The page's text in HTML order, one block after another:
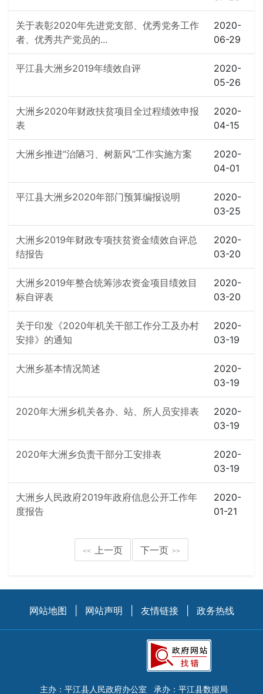
关于表彰2020年先进党支部、优秀党务工作
者、优秀共产党员的...
2020-
06-29
平江县大洲乡2019年绩效自评
2020-
05-26
大洲乡2020年财政扶贫项目全过程绩效申报
表
2020-
04-15
大洲乡推进“治陋习、树新风”工作实施方案
2020-
04-01
平江县大洲乡2020年部门预算编报说明
2020-
03-25
大洲乡2019年财政专项扶贫资金绩效自评总
结报告
2020-
03-20
大洲乡2019年整合统筹涉农资金项目绩效目
标自评表
2020-
03-20
关于印发《2020年机关干部工作分工及办村
安排》的通知
2020-
03-19
大洲乡基本情况简述
2020-
03-19
2020年大洲乡机关各办、站、所人员安排表
2020-
03-19
2020年大洲乡负责干部分工安排表
2020-
03-19
大洲乡人民政府2019年政府信息公开工作年
度报告
2020-
01-21
<< 上一页 下一页 >>
网站地图 网站声明 友情链接 政务热线
主办：平江县人民政府办公室 承办：平江县数据局